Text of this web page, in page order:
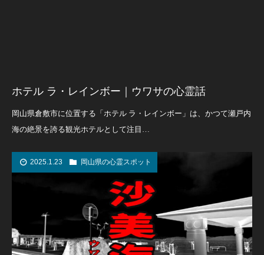
ホテル ラ・レインボー｜ウワサの心霊話
岡山県倉敷市に位置する「ホテル ラ・レインボー」は、かつて瀬戸内
海の絶景を誇る観光ホテルとして注目…
2025.1.23 岡山県の心霊スポット